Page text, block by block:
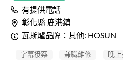
有提供電話
彰化縣 鹿港鎮
瓦斯爐品牌：其他: HOSUN
字幕接案 兼職維修 晚